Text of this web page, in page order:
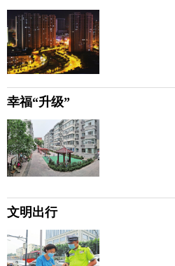
幸福“升级”
文明出行